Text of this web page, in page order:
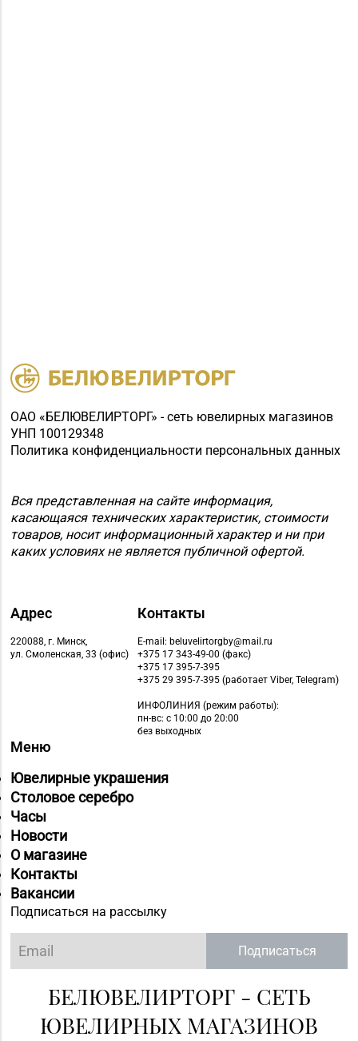
ОАО «БЕЛЮВЕЛИРТОРГ» - сеть ювелирных магазинов
УНП 100129348
Политика конфиденциальности персональных данных
Вся представленная на сайте информация,
касающаяся технических характеристик, стоимости
товаров, носит информационный характер и ни при
каких условиях не является публичной офертой.
Адрес
220088, г. Минск,
ул. Смоленская, 33 (офис)
Контакты
E-mail: beluvelirtorgby@mail.ru
+375 17 343-49-00 (факс)
+375 17 395-7-395
+375 29 395-7-395 (работает Viber, Telegram)
ИНФОЛИНИЯ (режим работы):
пн-вс: с 10:00 до 20:00
без выходных
Меню
Ювелирные украшения
Столовое серебро
Часы
Новости
О магазине
Контакты
Вакансии
Подписаться на рассылку
Подписаться
БЕЛЮВЕЛИРТОРГ - СЕТЬ
ЮВЕЛИРНЫХ МАГАЗИНОВ